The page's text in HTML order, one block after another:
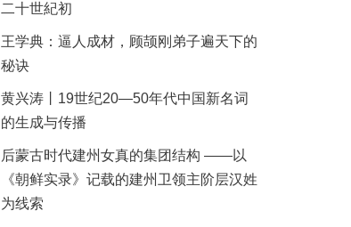
二十世紀初
王学典：逼人成材，顾颉刚弟子遍天下的
秘诀
黄兴涛丨19世纪20—50年代中国新名词
的生成与传播
后蒙古时代建州女真的集团结构 ——以
《朝鲜实录》记载的建州卫领主阶层汉姓
为线索